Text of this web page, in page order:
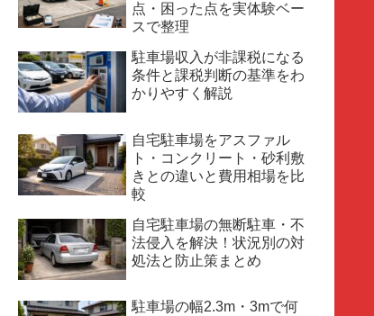
点・困った点を実体験ベー
スで整理
駐車場収入が非課税になる
条件と課税判断の基準をわ
かりやすく解説
自宅駐車場をアスファル
ト・コンクリート・砂利敷
きとの違いと費用相場を比
較
自宅駐車場の無断駐車・不
法侵入を解決！状況別の対
処法と防止策まとめ
駐車場の幅2.3m・3mで何